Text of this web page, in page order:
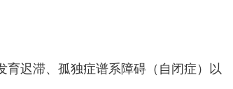
迟滞、孤独症谱系障碍（自闭症）以